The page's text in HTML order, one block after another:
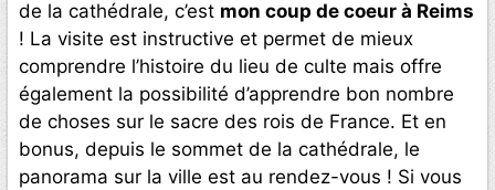
de la cathédrale, c’est mon coup de coeur à Reims
! La visite est instructive et permet de mieux
comprendre l’histoire du lieu de culte mais offre
également la possibilité d’apprendre bon nombre
de choses sur le sacre des rois de France. Et en
bonus, depuis le sommet de la cathédrale, le
panorama sur la ville est au rendez-vous ! Si vous